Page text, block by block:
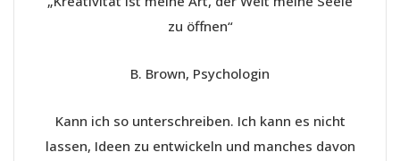
zu öffnen“
B. Brown, Psychologin
Kann ich so unterschreiben. Ich kann es nicht
lassen, Ideen zu entwickeln und manches davon